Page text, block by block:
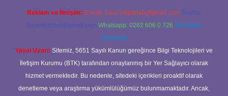
Reklam ve İletişim: E-mail: backlinkpaneli@gmail.com Teams:
forumhizmeti@gmail.com Whatsapp: 0262 606 0 726 Telegram:
@karabul
Yasal Uyarı: Sitemiz, 5651 Sayılı Kanun gereğince Bilgi Teknolojileri ve
İletişim Kurumu (BTK) tarafından onaylanmış bir Yer Sağlayıcı olarak
hizmet vermektedir. Bu nedenle, sitedeki içerikleri proaktif olarak
denetleme veya araştırma yükümlülüğümüz bulunmamaktadır. Ancak,